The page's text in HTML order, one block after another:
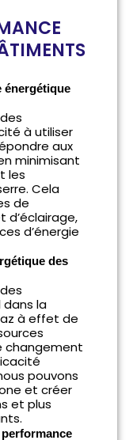
énergétique
à utiliser
aux
minimisant
les
Cela
de
d’énergie
des
la
à effet de
changement
pouvons
et créer
et plus